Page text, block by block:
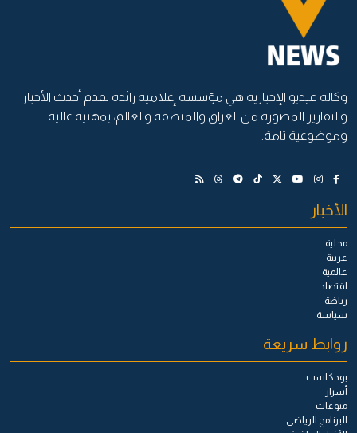
وكالة فيديو الإخبارية هي مؤسسة إعلامية رائدة تقدم أحدث الأخبار
والتقارير المصورة من العراق والمنطقة والعالم، بمهنية عالية
وموضوعية تامة.
الأخبار
محلية
عربية
عالمية
اقتصاد
رياضة
سياسة
روابط سريعة
بودكاست
أسرار
منوعات
البرنامج الرياضي